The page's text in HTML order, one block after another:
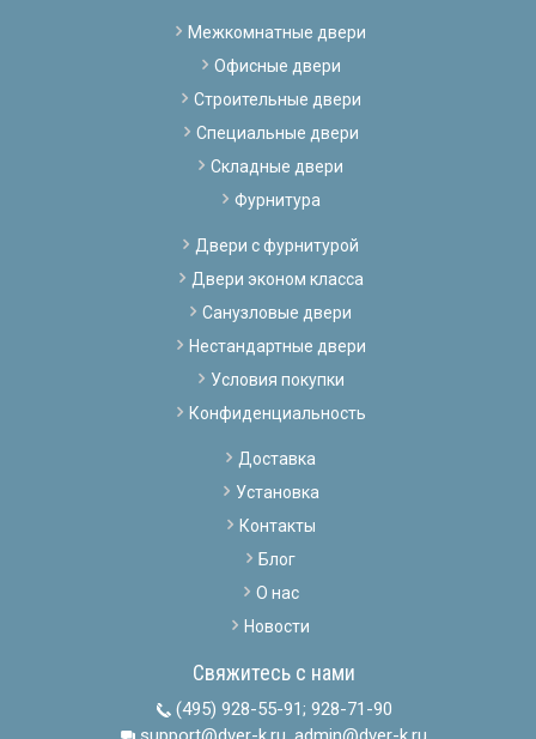
Межкомнатные двери
Офисные двери
Строительные двери
Специальные двери
Складные двери
Фурнитура
Двери с фурнитурой
Двери эконом класса
Санузловые двери
Нестандартные двери
Условия покупки
Конфиденциальность
Доставка
Установка
Контакты
Блог
О нас
Новости
Свяжитесь с нами
(495) 928-55-91; 928-71-90